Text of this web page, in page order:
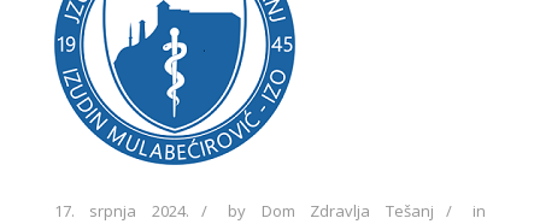
17. srpnja 2024. by Dom Zdravlja Tešanj
in